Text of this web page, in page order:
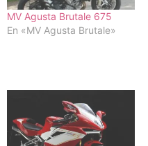
MV Agusta Brutale 675
En «MV Agusta Brutale»